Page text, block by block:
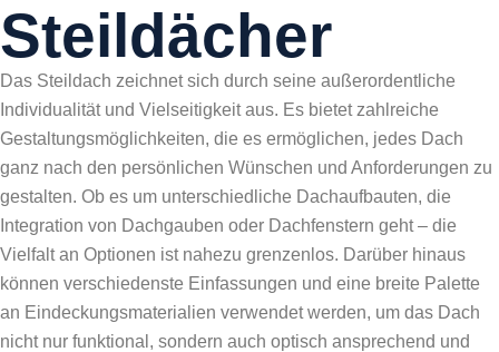
Steildächer
Das Steildach zeichnet sich durch seine außerordentliche
Individualität und Vielseitigkeit aus. Es bietet zahlreiche
Gestaltungsmöglichkeiten, die es ermöglichen, jedes Dach
ganz nach den persönlichen Wünschen und Anforderungen zu
gestalten. Ob es um unterschiedliche Dachaufbauten, die
Integration von Dachgauben oder Dachfenstern geht – die
Vielfalt an Optionen ist nahezu grenzenlos. Darüber hinaus
können verschiedenste Einfassungen und eine breite Palette
an Eindeckungsmaterialien verwendet werden, um das Dach
nicht nur funktional, sondern auch optisch ansprechend und